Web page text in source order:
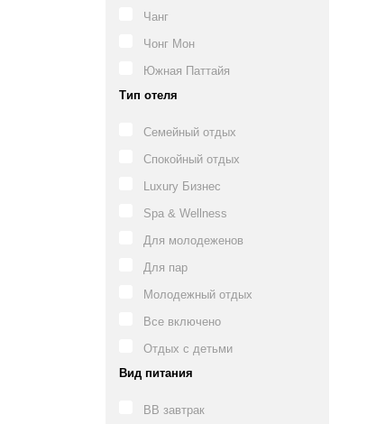
Чанг
Чонг Мон
Южная Паттайя
Тип отеля
Семейный отдых
Спокойный отдых
Luxury Бизнес
Spa & Wellness
Для молодеженов
Для пар
Молодежный отдых
Все включено
Отдых с детьми
Вид питания
BB завтрак